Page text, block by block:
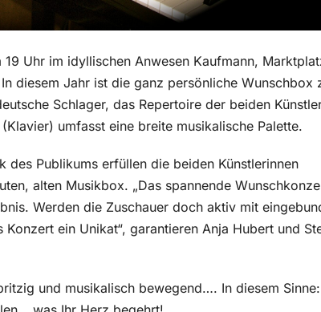
Uhr im idyllischen Anwesen Kaufmann,
diesem Jahr ist die ganz persönliche Wunschbox
Schlager, das Repertoire der beiden
umfasst eine breite musikalische Palette.
des Publikums erfüllen die beiden Künstlerinnen
alten Musikbox. „Das spannende
Werden die Zuschauer doch aktiv mit
ein Unikat“, garantieren Anja Hubert und
und musikalisch bewegend…. In diesem